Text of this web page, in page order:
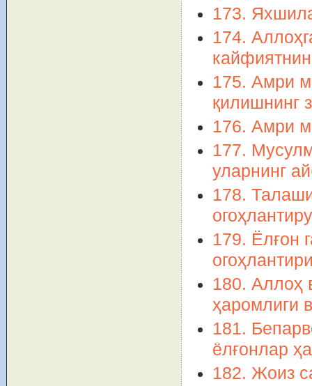
173.
174.
175. Амри
қилишнинг
176. Амри
177.
уларнинг
178.
179. Ёлғон
180. Аллоҳ
ҳаромлиги
181.
ёлғонлар
182. Жоиз